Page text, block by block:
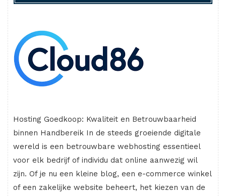
Hosting Goedkoop: Kwaliteit en Betrouwbaarheid
binnen Handbereik In de steeds groeiende digitale
wereld is een betrouwbare webhosting essentieel
voor elk bedrijf of individu dat online aanwezig wil
zijn. Of je nu een kleine blog, een e-commerce winkel
of een zakelijke website beheert, het kiezen van de